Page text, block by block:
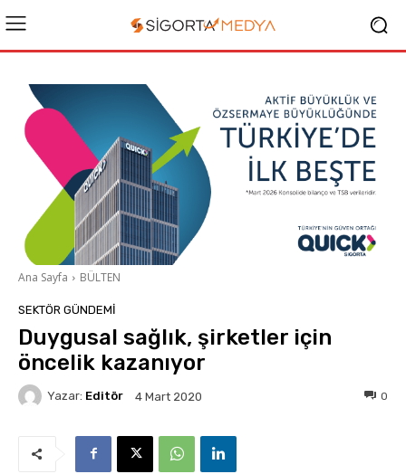
Ana Sayfa BÜLTEN
SEKTÖR GÜNDEMİ
Duygusal sağlık, şirketler için
öncelik kazanıyor
Yazar: Editör 4 Mart 2020 0